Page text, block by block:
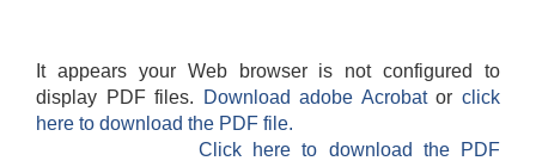
It appears your Web browser is not configured to
display PDF files.
Download adobe Acrobatorclick
here to download the PDF file.
Click here to download the PDF